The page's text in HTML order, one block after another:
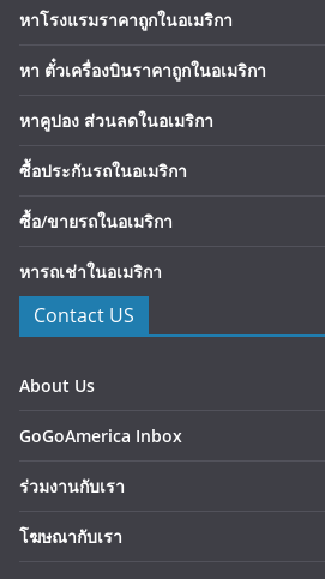
หาโรงแรมราคาถูกในอเมริกา
หา ตั๋วเครื่องบินราคาถูกในอเมริกา
หาคูปอง ส่วนลดในอเมริกา
ซื้อประกันรถในอเมริกา
ซื้อ/ขายรถในอเมริกา
หารถเช่าในอเมริกา
Contact US
About Us
GoGoAmerica Inbox
ร่วมงานกับเรา
โฆษณากับเรา